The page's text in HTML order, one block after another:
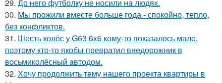
29. До него футболку не носили на людях.
30. Мы прожили вместе больше года - спокойно, тепло,
без конфликтов.
31. Шесть колёс у G63 6x6 кому-то показалось мало,
поэтому кто-то якобы превратил внедорожник в
восьмиколёсный автодом.
32. Хочу продолжить тему нашего проекта квартиры в